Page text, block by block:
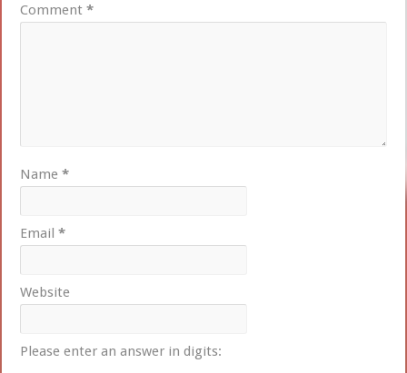
Comment*
Name*
Email*
Website
Please enter an answer in digits: